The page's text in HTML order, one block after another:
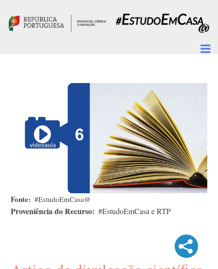
Fonte #EstudoEmCasa@
Proveniência do Recurso #EstudoEmCasa e RTP